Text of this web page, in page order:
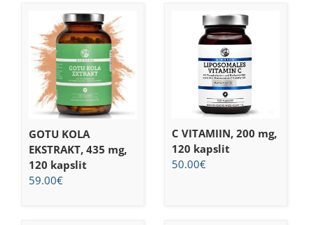
GOTU KOLA
EKSTRAKT, 435 mg,
120 kapslit
59.00€
C VITAMIIN, 200 mg,
120 kapslit
50.00€